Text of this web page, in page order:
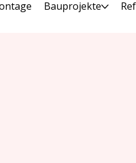
Bauprojekte